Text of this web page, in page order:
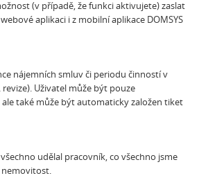
(v případě, že funkci aktivujete) zaslat
aplikaci i z mobilní aplikace DOMSYS
nájemních smluv či periodu činností v
Uživatel může být pouze
také může být automaticky založen tiket
udělal pracovník, co všechno jsme
nemovitost.